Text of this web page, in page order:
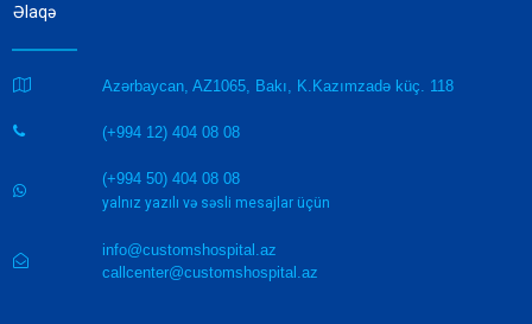
Əlaqə
 Azərbaycan, AZ1065, Bakı, K.Kazımzadə küç. 118
 (+994 12) 404 08 08

(+994 50) 404 08 08
yalnız yazılı və səsli mesajlar üçün

info@customshospital.az
callcenter@customshospital.az